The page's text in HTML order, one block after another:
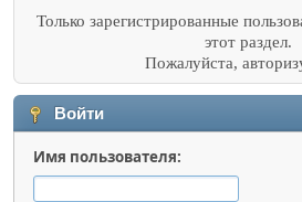
Только зарегистрированные
этот раздел.
Пожалуйста,
Войти
Имя пользователя: